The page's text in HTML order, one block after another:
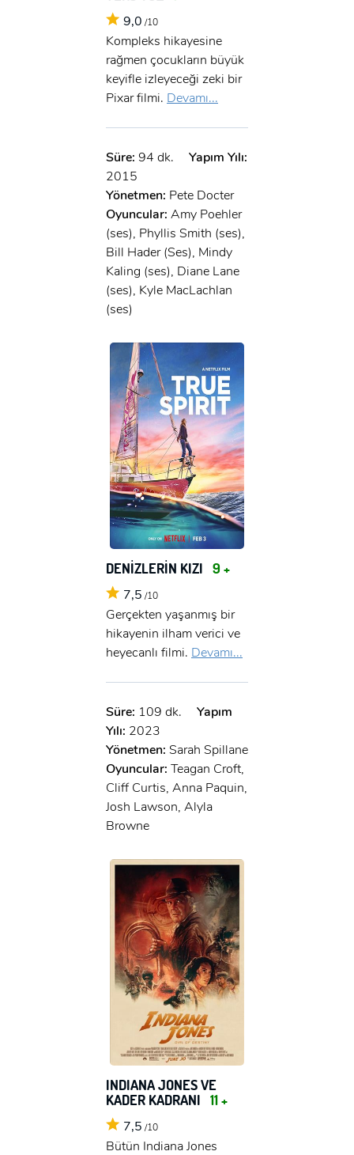
9,0 /10
Kompleks hikayesine
rağmen çocukların büyük
keyifle izleyeceği zeki bir
Pixar filmi. Devamı...
Süre: 94 dk.
Yapım Yılı:
2015
Yönetmen: Pete Docter
Oyuncular: Amy Poehler
(ses), Phyllis Smith (ses),
Bill Hader (Ses), Mindy
Kaling (ses), Diane Lane
(ses), Kyle MacLachlan
(ses)
DENİZLERİN KIZI 9 +
7,5 /10
Gerçekten yaşanmış bir
hikayenin ilham verici ve
heyecanlı filmi. Devamı...
Süre: 109 dk.
Yapım
Yılı: 2023
Yönetmen: Sarah Spillane
Oyuncular: Teagan Croft,
Cliff Curtis, Anna Paquin,
Josh Lawson, Alyla
Browne
INDIANA JONES VE
KADER KADRANI 11 +
7,5 /10
Bütün Indiana Jones